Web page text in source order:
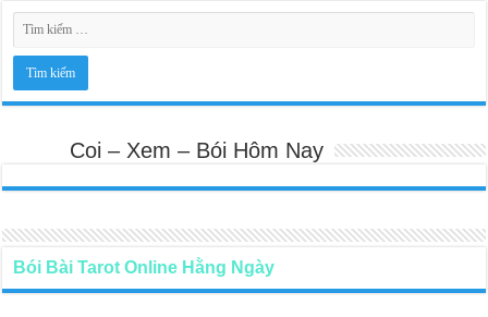
Coi – Xem – Bói Hôm Nay
Bói Bài Tarot Online Hằng Ngày